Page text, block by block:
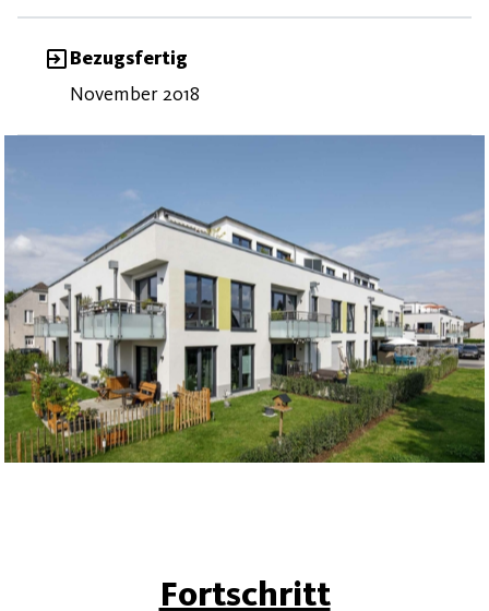
Bezugsfertig
November 2018
Fortschritt